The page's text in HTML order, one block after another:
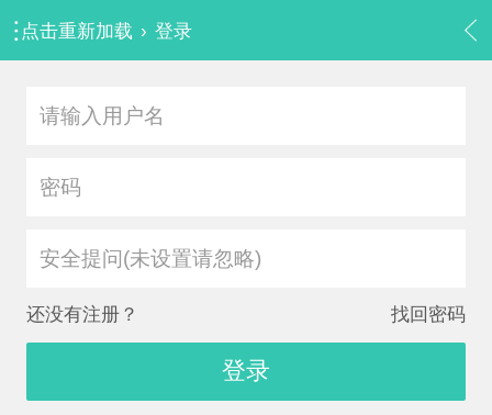
点击重新加载 › 登录
安全提问(未设置请忽略)
还没有注册？ 找回密码
登录